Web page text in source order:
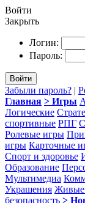
Войти
Закрыть
Логин:
Пароль:
Войти
Забыли пароль? |
Главная > Игры
Логические
спортивные РПГ
Ролевые игры
игры Карточные
Спорт и здоровье
Образование
Мультимедиа
Украшения Живые
безопасность >